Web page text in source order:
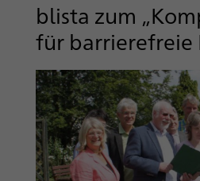
g
a
t
o
n
blista zum
für barrierefreie